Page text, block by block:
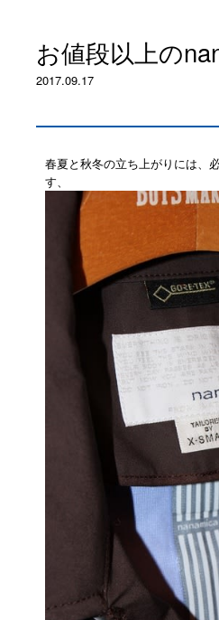
お値段以上の
2017.09.17
春夏と秋冬の立ち上がりには、
す、